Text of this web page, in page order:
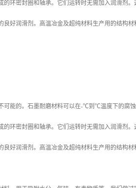
环密封圈和轴承。它们运转时无需加入润滑剂
好润滑剂。高温冶金及超纯材料生产用的结构
可能的。石墨耐磨材料可以在-℃到℃温度下的腐
环密封圈和轴承。它们运转时无需加入润滑剂
好润滑剂。高温冶金及超纯材料生产用的结构